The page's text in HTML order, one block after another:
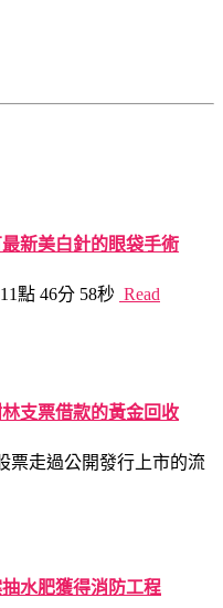
新美白針的眼袋手術
點 46分 58秒 Read
支票借款的黃金回收
票走過公開發行上市的流
水肥獲得消防工程